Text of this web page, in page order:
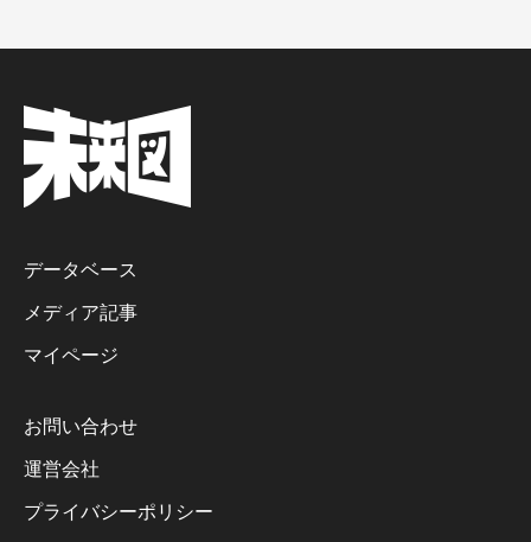
データベース
メディア記事
マイページ
お問い合わせ
運営会社
プライバシーポリシー